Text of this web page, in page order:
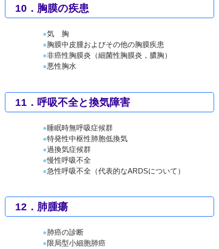
10．胸膜の疾患
気 胸
胸膜中皮腫およびその他の胸膜疾患
非癌性胸膜炎（細菌性胸膜炎，膿胸）
悪性胸水
11．呼吸不全と換気障害
睡眠時無呼吸症候群
特発性中枢性肺胞低換気
過換気症候群
慢性呼吸不全
急性呼吸不全（代表的なARDSについて）
12．肺腫瘍
肺癌の診断
限局型小細胞肺癌